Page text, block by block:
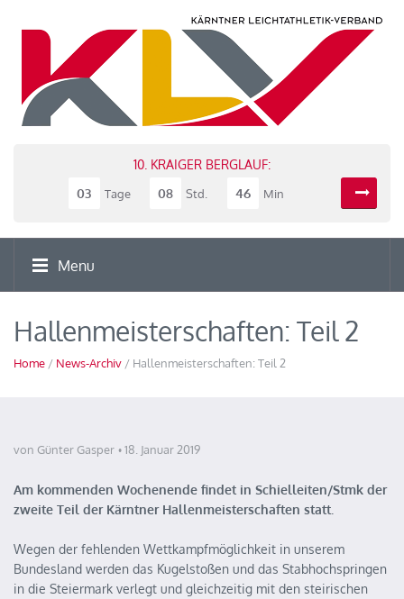
10. KRAIGER BERGLAUF:
03
Tage 08 Std. 46 Min
Menu
Hallenmeisterschaften: Teil 2
Home / News-Archiv / Hallenmeisterschaften: Teil 2
von Günter Gasper 18. Januar 2019
Am kommenden Wochenende findet in Schielleiten/Stmk der
zweite Teil der Kärntner Hallenmeisterschaften statt.
Wegen der fehlenden Wettkampfmöglichkeit in unserem
Bundesland werden das Kugelstoßen und das Stabhochspringen
in die Steiermark verlegt und gleichzeitig mit den steirischen